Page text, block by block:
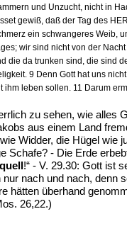
und Unzucht, nicht in
gewiß, daß der Tag des
ein schwangeres Weib,
wir sind nicht von der
die da trunken sind, die sind
9 Denn Gott hat uns
ihm leben sollen. 11 Darum
zu sehen, wie alles
aus einem Land
Widder, die Hügel wie
Schafe? - Die Erde
!“ - V. 29.30: Gott ist
nur nach und nach, denn
hätten überhand
26,22.)